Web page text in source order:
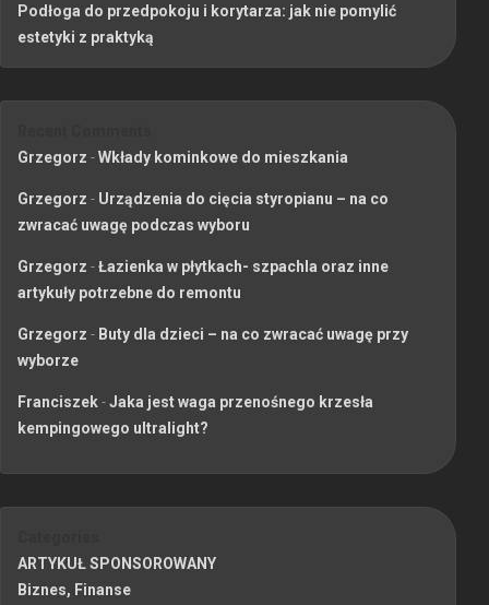
Podłoga do przedpokoju i korytarza: jak nie pomylić
estetyki z praktyką
Grzegorz -Wkłady kominkowe do mieszkania
Grzegorz - Urządzenia do cięcia styropianu – na co
zwracać uwagę podczas wyboru
Grzegorz -Łazienka w płytkach- szpachla oraz inne
artykuły potrzebne do remontu
Grzegorz - Buty dla dzieci – na co zwracać uwagę przy
wyborze
Franciszek-Jaka jest waga przenośnego krzesła
kempingowego ultralight?
ARTYKUŁ SPONSOROWANY
Biznes, Finanse